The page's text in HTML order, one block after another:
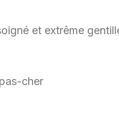
et extrême